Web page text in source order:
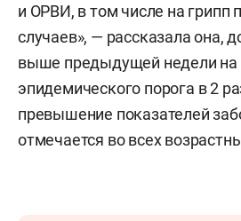
и ОРВИ, в том числе на грипп
случаев», — рассказала она,
выше предыдущей недели на
эпидемического порога в 2
превышение показателей
отмечается во всех